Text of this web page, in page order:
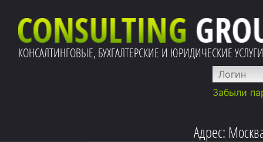
КОНСАЛТИНГОВЫЕ, БУХГАЛТЕРСКИЕ И ЮРИДИЧЕСКИЕ УСЛУГИ
Забыли
Адрес: